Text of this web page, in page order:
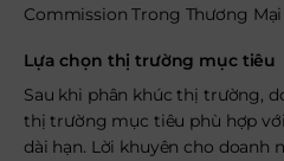
Commission Trong Thương Mại
Lựa chọn thị trường mục tiêu
Sau khi phân khúc thị trường,
thị trường mục tiêu phù hợp
dài hạn. Lời khuyên cho doanh